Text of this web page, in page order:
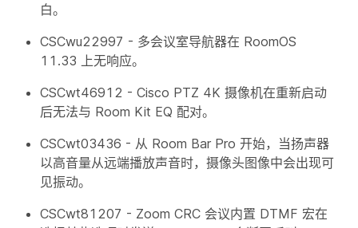
白。
CSCwu22997 - 多会议室导航器在 RoomOS
11.33 上无响应。
CSCwt46912 - Cisco PTZ 4K 摄像机在重新启动
后无法与 Room Kit EQ 配对。
CSCwt03436 - 从 Room Bar Pro 开始，当扬声器
以高音量从远端播放声音时，摄像头图像中会出现可
见振动。
CSCwt81207 - Zoom CRC 会议内置 DTMF 宏在